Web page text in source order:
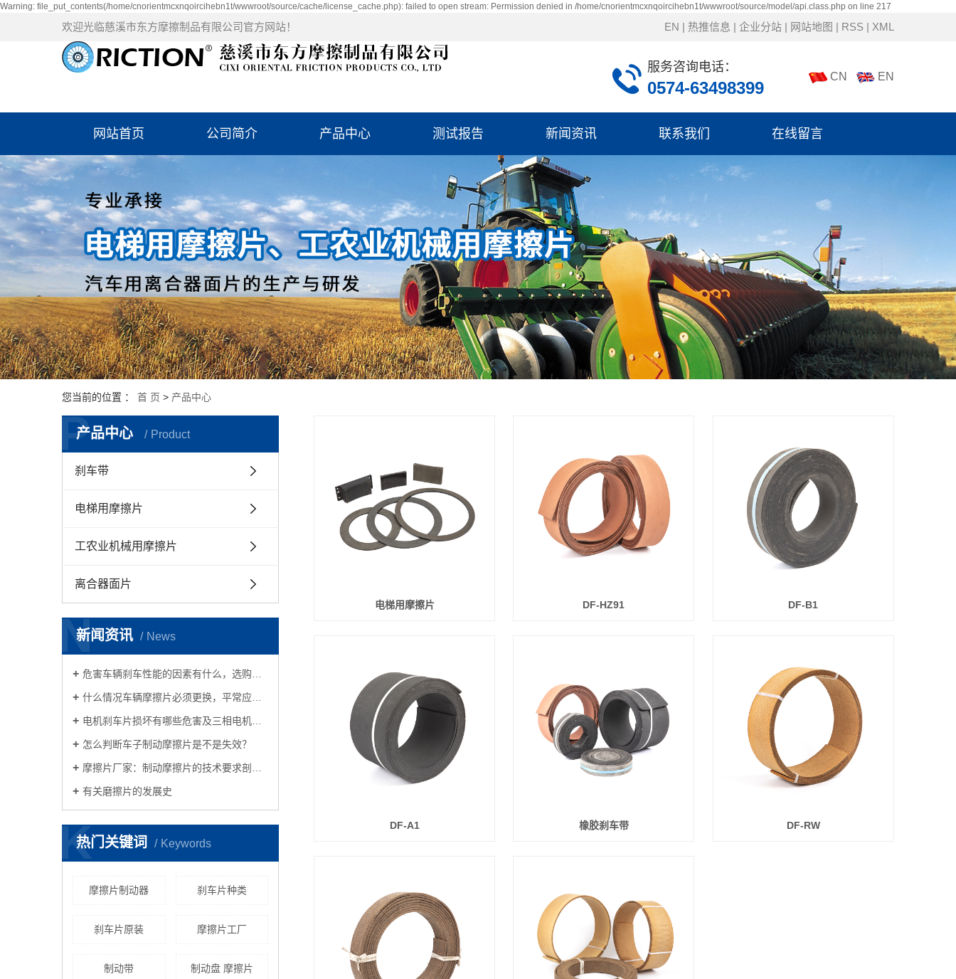
Warning: file_put_contents(/home/cnorientmcxnqoircihebn1t/wwwroot/source/cache/license_cache.php): failed to open stream: Permission denied in /home/cnorientmcxnqoircihebn1t/wwwroot/source/model/api.class.php on line 217
欢迎光临慈溪市东方摩擦制品有限公司官方网站！ EN | 热推信息 | 企业分站 | 网站地图 | RSS | XML
CN EN
服务咨询电话：
0574-63498399
网站首页 公司简介 产品中心 测试报告 新闻资讯 联系我们 在线留言
您当前的位置 ： 首 页 > 产品中心
产品中心 Product
P
刹车带
电梯用摩擦片
工农业机械用摩擦片
离合器面片
新闻资讯 News
N
危害车辆刹车性能的因素有什么，选购摩擦片时必须考虑到哪些？
什么情况车辆摩擦片必须更换，平常应当怎样保养？
电机刹车片损坏有哪些危害及三相电机刹车方法及接线方法共享
怎么判断车子制动摩擦片是不是失效？
摩擦片厂家：制动摩擦片的技术要求剖析车子摩擦片的养护方式
有关磨擦片的发展史
热门关键词 Keywords
K
摩擦片制动器 刹车片种类
刹车片原装 摩擦片工厂
制动带 制动盘 摩擦片
电梯用摩擦片 DF-HZ91 DF-B1
DF-A1 橡胶刹车带 DF-RW